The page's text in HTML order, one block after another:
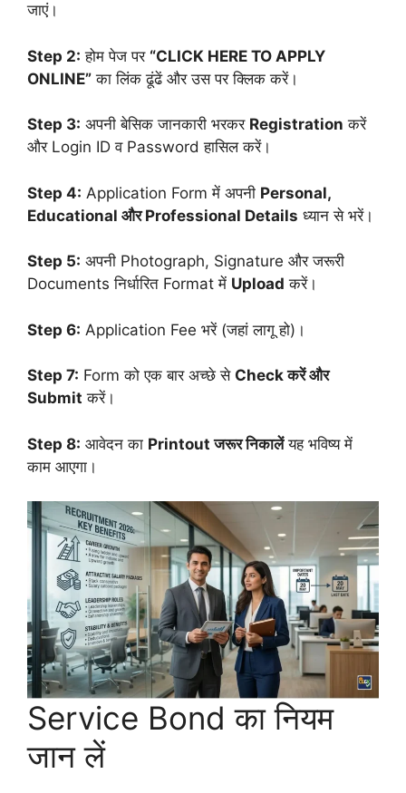
जाएं।
Step 2: होम पेज पर “CLICK HERE TO APPLY
ONLINE” का लिंक ढूंढें और उस पर क्लिक करें।
Step 3: अपनी बेसिक जानकारी भरकर Registration करें
और Login ID व Password हासिल करें।
Step 4: Application Form में अपनी Personal,
Educational और Professional Details ध्यान से भरें।
Step 5: अपनी Photograph, Signature और जरूरी
Documents निर्धारित Format में Upload करें।
Step 6: Application Fee भरें (जहां लागू हो)।
Step 7: Form को एक बार अच्छे से Check करें और
Submit करें।
Step 8: आवेदन का Printout जरूर निकालेंयह भविष्य में
काम आएगा।
Service Bond का नियम
जान लें